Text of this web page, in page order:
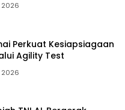
Perkuat Kesiapsiagaan
Agility Test